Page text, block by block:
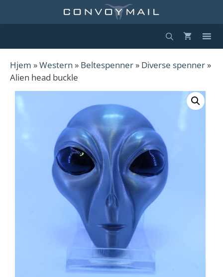
Hjem »Western » Beltespenner » Diverse spenner »
Alien head buckle